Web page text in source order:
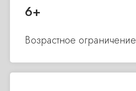
6+
Возрастное ограничение